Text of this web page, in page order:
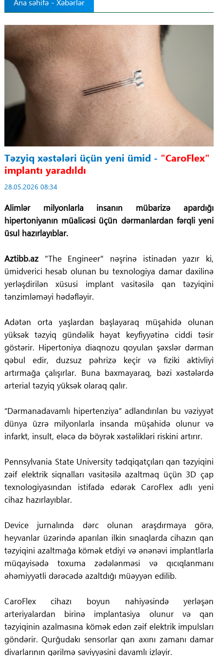
Ana səhifə - Xəbərlər
Təzyiq xəstələri üçün yeni ümid - "CaroFlex"
implantı yaradıldı
28.05.2026 08:34
Alimlər milyonlarla insanın mübarizə apardığı
hipertoniyanın müalicəsi üçün dərmanlardan fərqli yeni
üsul hazırlayıblar.
Aztibb.az"The Engineer" nəşrinə istinadən yazır ki,
ümidverici hesab olunan bu texnologiya damar daxilinə
yerləşdirilən xüsusi implant vasitəsilə qan təzyiqini
tənzimləməyi hədəfləyir.
Adətən orta yaşlardan başlayaraq müşahidə olunan
yüksək təzyiq gündəlik həyat keyfiyyətinə ciddi təsir
göstərir. Hipertoniya diaqnozu qoyulan şəxslər dərman
qəbul edir, duzsuz pəhrizə keçir və fiziki aktivliyi
artırmağa çalışırlar. Buna baxmayaraq, bəzi xəstələrdə
arterial təzyiq yüksək olaraq qalır.
“Dərmanadavamlı hipertenziya” adlandırılan bu vəziyyət
dünya üzrə milyonlarla insanda müşahidə olunur və
infarkt, insult, eləcə də böyrək xəstəlikləri riskini artırır.
Pennsylvania State University tədqiqatçıları qan təzyiqini
zəif elektrik siqnalları vasitəsilə azaltmaq üçün 3D çap
texnologiyasından istifadə edərək CaroFlex adlı yeni
cihaz hazırlayıblar.
Devicejurnalında dərc olunan araşdırmaya görə,
heyvanlar üzərində aparılan ilkin sınaqlarda cihazın qan
təzyiqini azaltmağa kömək etdiyi və ənənəvi implantlarla
müqayisədə toxuma zədələnməsi və qıcıqlanmanı
əhəmiyyətli dərəcədə azaltdığı müəyyən edilib.
CaroFlex cihazı boyun nahiyəsində yerləşən
arteriyalardan birinə implantasiya olunur və qan
təzyiqinin azalmasına kömək edən zəif elektrik impulsları
göndərir. Qurğudakı sensorlar qan axını zamanı damar
divarlarının gərilmə səviyyəsini davamlı izləyir.
Regionlar
Elanlar
Gündəm
Tibbi maarifləndirmə
Mühüm hadisələr
COVID-19
ÜST